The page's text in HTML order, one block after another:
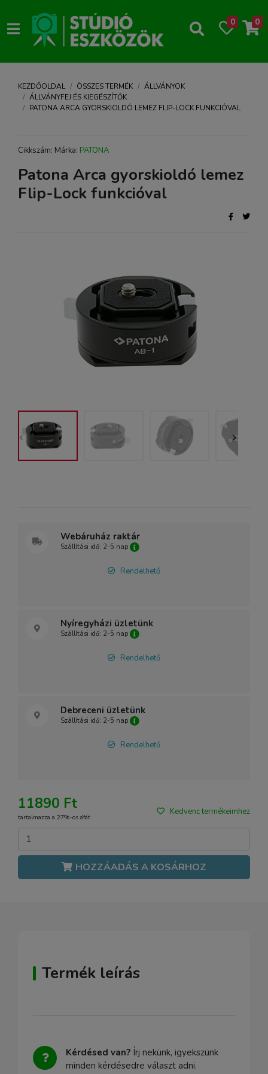
0 0
KEZDŐOLDAL ÖSSZES TERMÉK
ÁLLVÁNYOK
ÁLLVÁNYFEJ ÉS KIEGÉSZÍTŐK
PATONA ARCA GYORSKIOLDÓ LEMEZ FLIP-LOCK FUNKCIÓVAL
Cikkszám: Márka: PATONA
Patona Arca gyorskioldó lemez
Flip-Lock funkcióval
Webáruház raktár
Szállítási idő: 2-5 nap
Rendelhető
Nyíregyházi üzletünk
Szállítási idő: 2-5 nap
Rendelhető
Debreceni üzletünk
Szállítási idő: 2-5 nap
Rendelhető
11890 Ft
tartalmazza a 27%-os áfát
Kedvenc termékeimhez
HOZZÁADÁS A KOSÁRHOZ
Termék leírás
Kérdésed van? Írj nekünk, igyekszünk
minden kérdésedre választ adni.